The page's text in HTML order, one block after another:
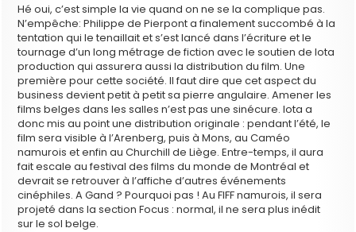
Hé oui, c’est simple la vie quand on ne se la complique pas.
N’empêche: Philippe de Pierpont a finalement succombé à la
tentation qui le tenaillait et s’est lancé dans l’écriture et le
tournage d’un long métrage de fiction avec le soutien de Iota
production qui assurera aussi la distribution du film. Une
première pour cette société. Il faut dire que cet aspect du
business devient petit à petit sa pierre angulaire. Amener les
films belges dans les salles n’est pas une sinécure. Iota a
donc mis au point une distribution originale : pendant l’été, le
film sera visible à l’Arenberg, puis à Mons, au Caméo
namurois et enfin au Churchill de Liège. Entre-temps, il aura
fait escale au festival des films du monde de Montréal et
devrait se retrouver à l’affiche d’autres événements
cinéphiles. A Gand ? Pourquoi pas ! Au FIFF namurois, il sera
projeté dans la section Focus : normal, il ne sera plus inédit
sur le sol belge.